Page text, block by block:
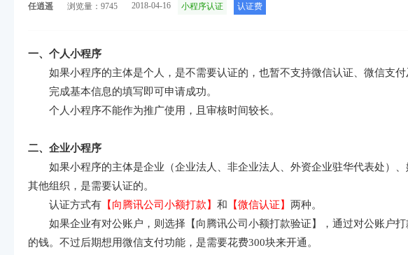
任逍遥 浏览量：9745 2018-04-16 小程序认证 认证费
一、个人小程序
如果小程序的主体是个人，是不需要认证的，也暂不支持微信认证、微信支付
完成基本信息的填写即可申请成功。
个人小程序不能作为推广使用，且审核时间较长。
二、企业小程序
如果小程序的主体是企业（企业法人、非企业法人、外资企业驻华代表处）
其他组织，是需要认证的。
认证方式有 【向腾讯公司小额打款】 和 【微信认证】 两种。
如果企业有对公账户，则选择【向腾讯公司小额打款验证】，通过对公账户
的钱。不过后期想用微信支付功能，是需要花费300块来开通。